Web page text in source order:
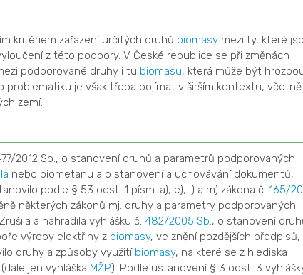
kritériem zařazení určitých druhů biomasymezi ty, které
z této podpory. V České republice se při změnách
podporované druhy i tu biomasu, která může být
problematiku je však třeba pojímat v širším kontextu, včetně
zemí.
2012 Sb., o stanovení druhů a parametrů podporovaných
nebo biometanu a o stanovení a uchovávání dokumentů,
podle § 53 odst. 1 písm. a), e), i) a m) zákona č. 165/
některých zákonů mj. druhy a parametry podporovaných
a nahradila vyhlášku č. 482/2005 Sb. , o stanovení
výroby elektřiny z biomasy, ve znění pozdějších předpisů,
druhy a způsoby využití biomasy, na které se z hlediska
jen vyhláška MŽP). Podle ustanovení § 3 odst. 3